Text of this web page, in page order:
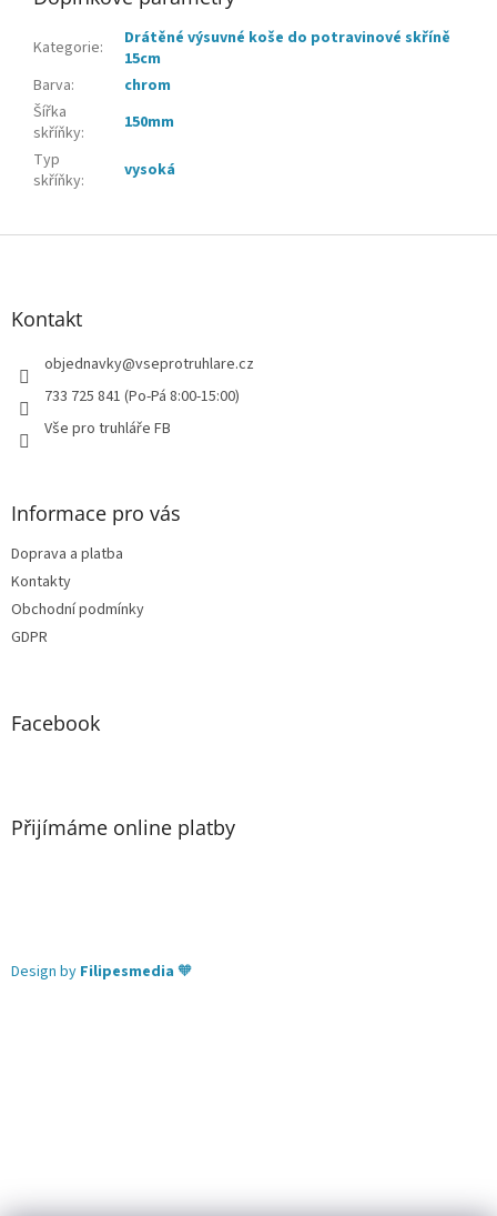
Kategorie:
Drátěné výsuvné koše do potravinové skříně
15cm
Barva:
chrom
Šířka
skříňky:
150mm
Typ
skříňky: vysoká
Z
Kontakt
objednavky@vseprotruhlare.cz
733 725 841 (Po-Pá 8:00-15:00)
Vše pro truhláře FB
Informace pro vás
Doprava a platba
Kontakty
Obchodní podmínky
GDPR
Facebook
Přijímáme online platby
Design by Filipesmedia 🧡